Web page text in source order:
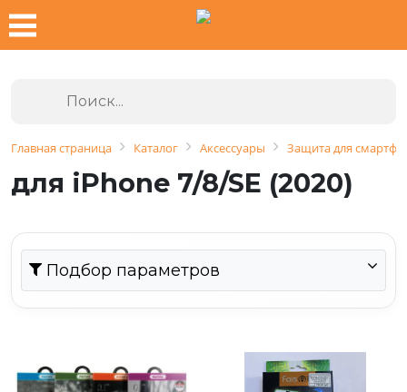
Главная страница Каталог Аксессуары Защита для
для iPhone 7/8/SE (2020)
Подбор параметров